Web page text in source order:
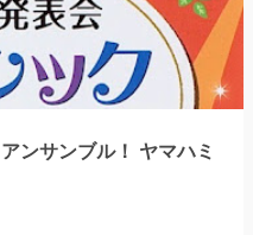
ンサンブル！ ヤマハミ